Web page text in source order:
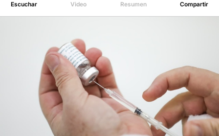
Escuchar Video Resumen Compartir